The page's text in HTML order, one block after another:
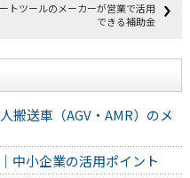
トツールのメーカーが営業で活用
できる補助金
搬送車（AGV・AMR）のメ
中小企業の活用ポイント